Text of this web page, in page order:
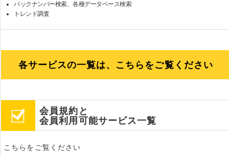
バックナンバー検索、各種データベース検索
トレンド調査
各サービスの一覧は、こちらをご覧ください
会員規約と
会員利用可能サービス一覧
こちらをご覧ください